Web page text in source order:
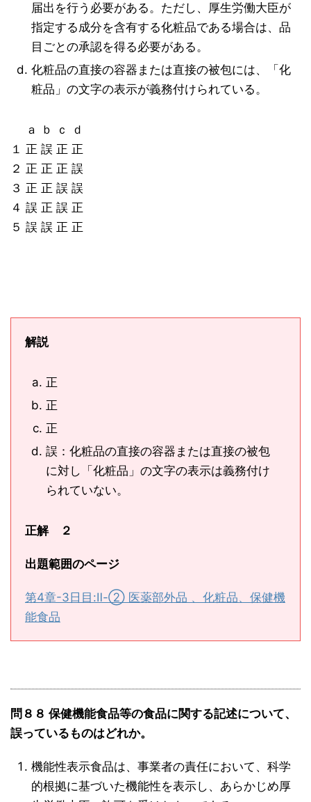
届出を行う必要がある。ただし、厚生労働大臣が
指定する成分を含有する化粧品である場合は、品
目ごとの承認を得る必要がある。
化粧品の直接の容器または直接の被包には、「化
粧品」の文字の表示が義務付けられている。
ａ ｂ ｃ ｄ
１ 正 誤 正 正
２ 正 正 正 誤
３ 正 正 誤 誤
４ 誤 正 誤 正
５ 誤 誤 正 正
解説
正
正
正
誤：化粧品の直接の容器または直接の被包
に対し「化粧品」の文字の表示は義務付け
られていない。
正解 ２
出題範囲のページ
第4章-3日目:Ⅱ-② 医薬部外品 、化粧品、保健機
能食品
問８８ 保健機能食品等の食品に関する記述について、
誤っているものはどれか。
機能性表示食品は、事業者の責任において、科学
的根拠に基づいた機能性を表示し、あらかじめ厚